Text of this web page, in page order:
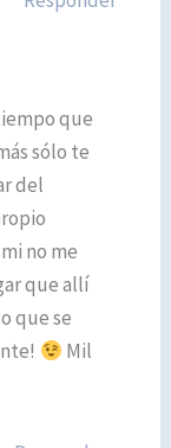
que
sólo te
del
no me
que allí
que se
Mil